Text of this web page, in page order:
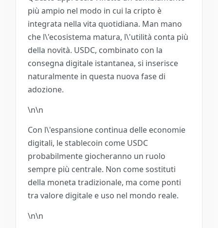
più ampio nel modo in cui la cripto è
integrata nella vita quotidiana. Man mano
che l\'ecosistema matura, l\'utilità conta più
della novità. USDC, combinato con la
consegna digitale istantanea, si inserisce
naturalmente in questa nuova fase di
adozione.
\n\n
Con l\'espansione continua delle economie
digitali, le stablecoin come USDC
probabilmente giocheranno un ruolo
sempre più centrale. Non come sostituti
della moneta tradizionale, ma come ponti
tra valore digitale e uso nel mondo reale.
\n\n